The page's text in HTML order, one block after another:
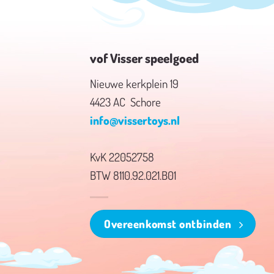
vof Visser speelgoed
Nieuwe kerkplein 19
4423 AC Schore
info@vissertoys.nl
KvK 22052758
BTW 8110.92.021.B01
Overeenkomst ontbinden